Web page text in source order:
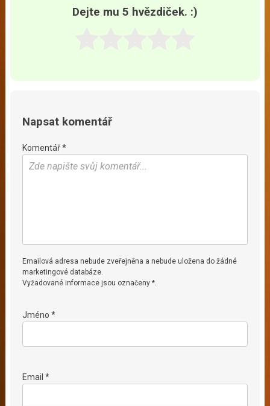
Dejte mu 5 hvězdiček. :)
Napsat komentář
Komentář *
Emailová adresa nebude zveřejněna a nebude uložena do žádné
marketingové databáze.
Vyžadované informace jsou označeny *.
Jméno *
Email *